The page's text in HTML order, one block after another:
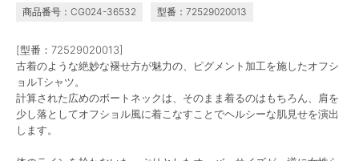
商品番号：CG024-36532 型番：72529020013
[型番：72529020013]
古着のような絶妙な褪せ方が魅力の、ピグメント加工を施したオフシ
ョルTシャツ。
計算された広めのボートネックは、そのまま着るのはもちろん、肩を
少し落としてオフショル風に着こなすことでヘルシーな肌見せを演出
します。